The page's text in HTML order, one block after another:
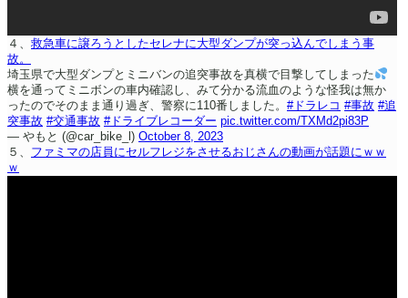
４、 救急車に譲ろうとしたセレナに大型ダンプが突っ込んでしまう事
故。
埼玉県で大型ダンプとミニバンの追突事故を真横で目撃してしまった
横を通ってミニボンの車内確認し、みて分かる流血のような怪我は無か
ったのでそのまま通り過ぎ、警察に110番しました。 #ドラレコ #事故 #追
突事故 #交通事故 #ドライブレコーダー pic.twitter.com/TXMd2pi83P
— やもと (@car_bike_l) October 8, 2023
５、 ファミマの店員にセルフレジをさせるおじさんの動画が話題にｗｗ
ｗ